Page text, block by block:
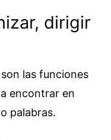
dirigir
las funciones
encontrar en
palabras.